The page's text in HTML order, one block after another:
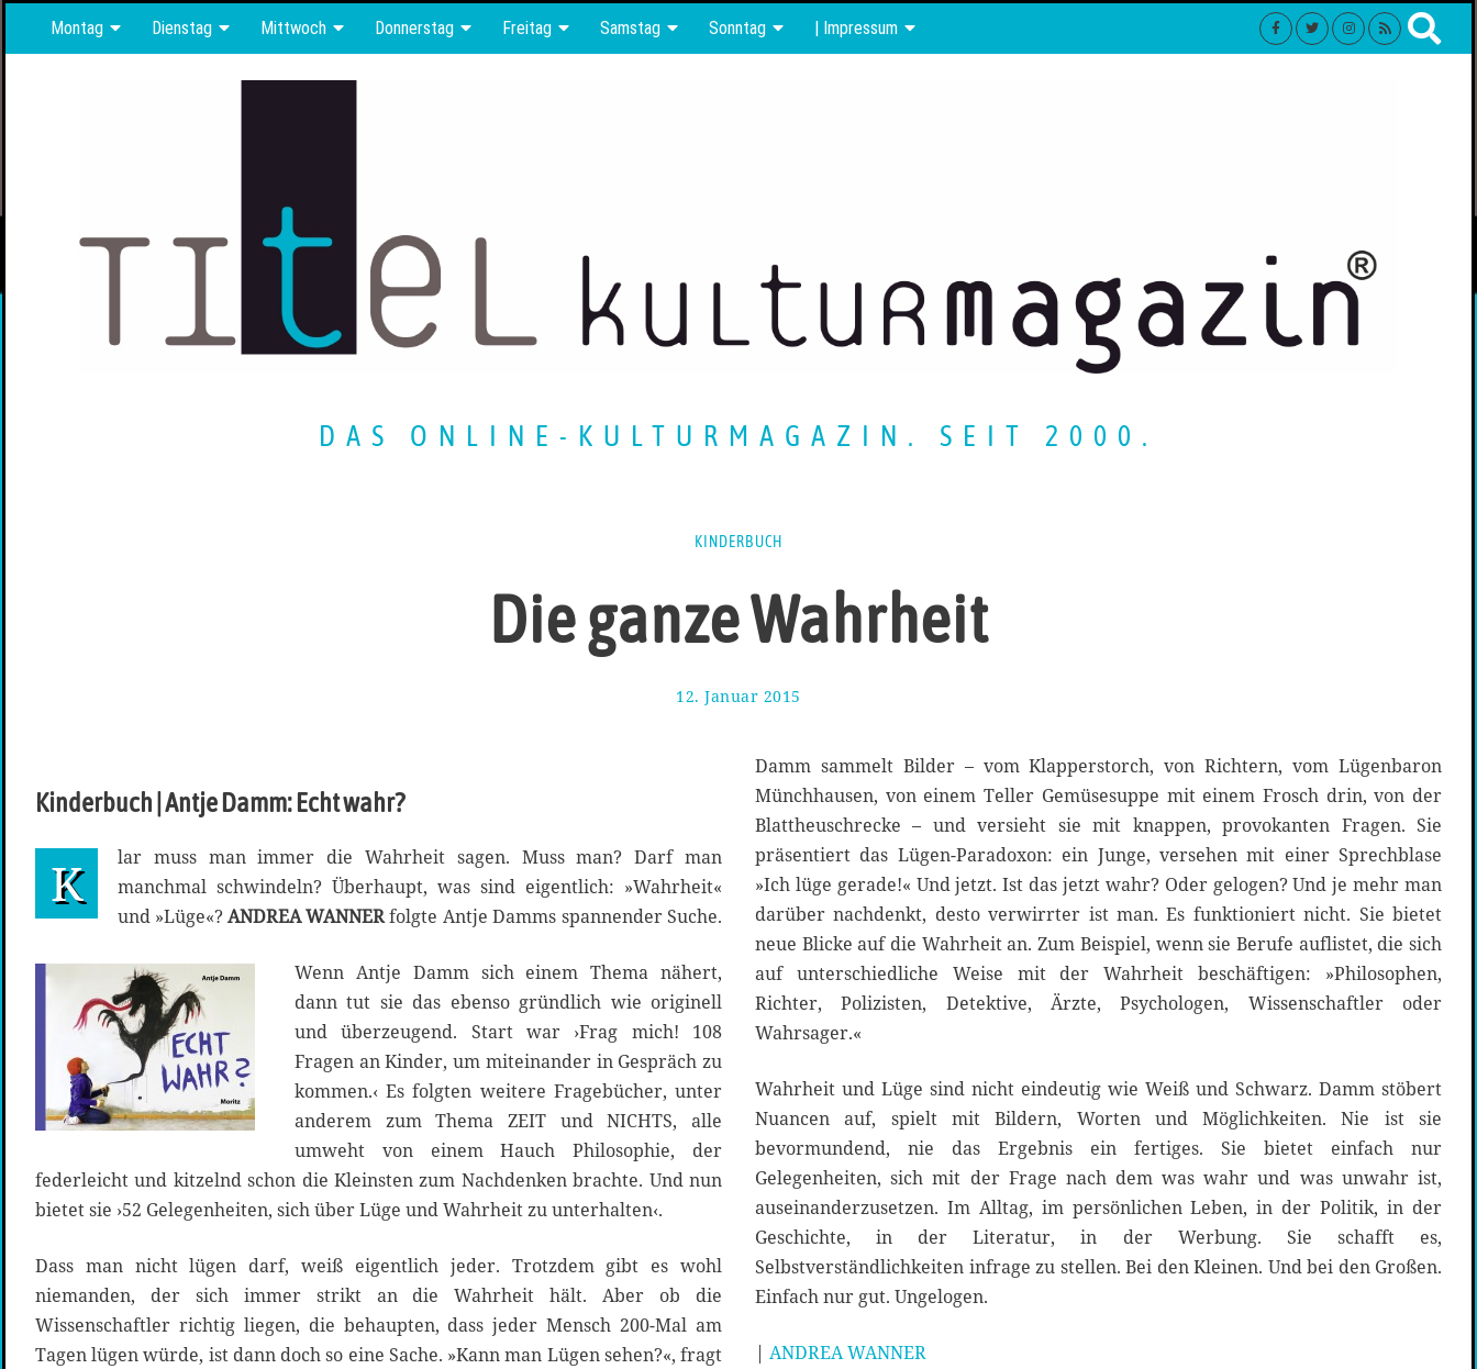
Montag Dienstag Mittwoch Donnerstag Freitag Samstag Sonntag | Impressum
DAS ONLINE-KULTURMAGAZIN. SEIT 2000.
KINDERBUCH
Die ganze Wahrheit
12. Januar 2015
A
u
g
u
s
2
0
1
Kinderbuch | Antje Damm: Echt wahr?
K
lar muss man immer die Wahrheit sagen. Muss man? Darf man
manchmal schwindeln? Überhaupt, was sind eigentlich: »Wahrheit«
und »Lüge«?ANDREA WANNERfolgte Antje Damms spannender Suche.
Wenn Antje Damm sich einem Thema nähert,
dann tut sie das ebenso gründlich wie originell
und überzeugend. Start war ›Frag mich! 108
Fragen an Kinder, um miteinander in Gespräch zu
kommen.‹ Es folgten weitere Fragebücher, unter
anderem zum Thema ZEIT und NICHTS, alle
umweht von einem Hauch Philosophie, der
federleicht und kitzelnd schon die Kleinsten zum Nachdenken brachte. Und nun
bietet sie ›52 Gelegenheiten, sich über Lüge und Wahrheit zu unterhalten‹.
Dass man nicht lügen darf, weiß eigentlich jeder. Trotzdem gibt es wohl
niemanden, der sich immer strikt an die Wahrheit hält. Aber ob die
Wissenschaftler richtig liegen, die behaupten, dass jeder Mensch 200-Mal am
Tagen lügen würde, ist dann doch so eine Sache. »Kann man Lügen sehen?«, fragt
Damm sammelt Bilder – vom Klapperstorch, von Richtern, vom Lügenbaron
Münchhausen, von einem Teller Gemüsesuppe mit einem Frosch drin, von der
Blattheuschrecke – und versieht sie mit knappen, provokanten Fragen. Sie
präsentiert das Lügen-Paradoxon: ein Junge, versehen mit einer Sprechblase
»Ich lüge gerade!« Und jetzt. Ist das jetzt wahr? Oder gelogen? Und je mehr man
darüber nachdenkt, desto verwirrter ist man. Es funktioniert nicht. Sie bietet
neue Blicke auf die Wahrheit an. Zum Beispiel, wenn sie Berufe auflistet, die sich
auf unterschiedliche Weise mit der Wahrheit beschäftigen: »Philosophen,
Richter, Polizisten, Detektive, Ärzte, Psychologen, Wissenschaftler oder
Wahrsager.«
Wahrheit und Lüge sind nicht eindeutig wie Weiß und Schwarz. Damm stöbert
Nuancen auf, spielt mit Bildern, Worten und Möglichkeiten. Nie ist sie
bevormundend, nie das Ergebnis ein fertiges. Sie bietet einfach nur
Gelegenheiten, sich mit der Frage nach dem was wahr und was unwahr ist,
auseinanderzusetzen. Im Alltag, im persönlichen Leben, in der Politik, in der
Geschichte, in der Literatur, in der Werbung. Sie schafft es,
Selbstverständlichkeiten infrage zu stellen. Bei den Kleinen. Und bei den Großen.
Einfach nur gut. Ungelogen.
| ANDREA WANNER